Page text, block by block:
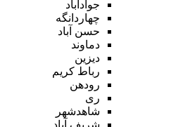
جوادآباد
چهاردانگه
حسن آباد
دماوند
دیزین
رباط کریم
رودهن
ری
شاهدشهر
شریف آباد